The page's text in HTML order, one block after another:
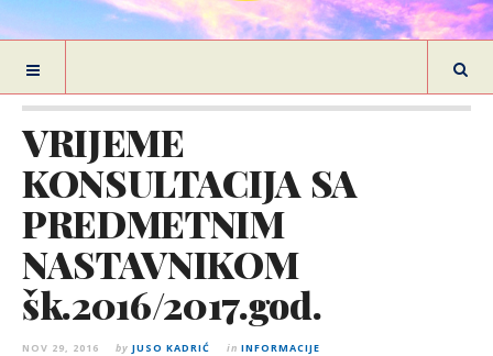
VRIJEME
KONSULTACIJA SA
PREDMETNIM
NASTAVNIKOM
šk.2016/2017.god.
NOV 29, 2016 by JUSO KADRIĆ in INFORMACIJE